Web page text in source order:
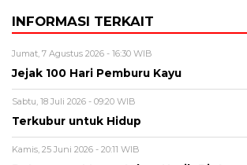
INFORMASI TERKAIT
Jumat, 7 Agustus 2026 - 16:30 WIB
Jejak 100 Hari Pemburu Kayu
Sabtu, 18 Juli 2026 - 09:20 WIB
Terkubur untuk Hidup
Kamis, 25 Juni 2026 - 20:11 WIB